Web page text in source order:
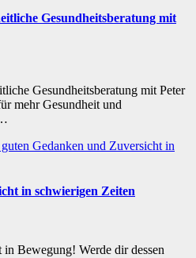
Gesundheitsberatung mit
Gesundheitsberatung mit Peter
mehr Gesundheit und
in schwierigen Zeiten
Bewegung! Werde dir dessen